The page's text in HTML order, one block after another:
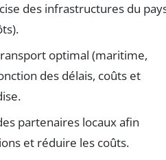
des infrastructures du
optimal (maritime,
des délais, coûts et
partenaires locaux afin
et réduire les coûts.